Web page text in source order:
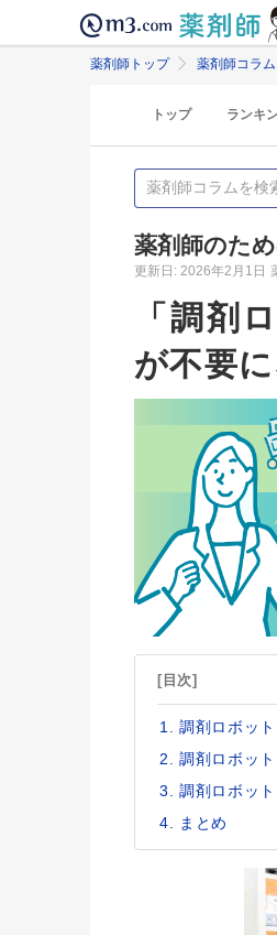
薬剤師トップ 薬剤師コラ
トップ ランキ
薬剤師のた
更新日: 2026年2月1日
「調剤
が不要
[目次]
調剤ロボッ
調剤ロボッ
調剤ロボッ
まとめ